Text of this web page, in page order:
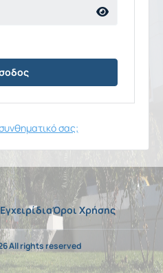
σας;
ΕγχειρίδιαΌροι Χρήσης
All rights reserved